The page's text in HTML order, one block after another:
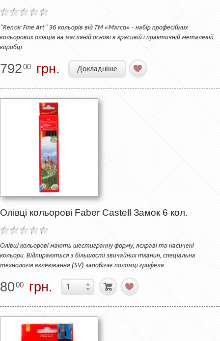
"Renoir Fine Art" 36 кольорів від ТМ «Marco» - набір професійних
кольорових олівців на масляній основі в красивій і практичній металевій
коробці.
79200 грн. Докладніше
Олівці кольорові Faber Castell Замок 6 кол.
Олівці кольорові мають шестигранну форму, яскраві та насичені
кольори. Відпираються з більшості звичайних тканин, спеціальна
технологія вклеювання (SV) запобігає поломці грифеля.
8000 грн.